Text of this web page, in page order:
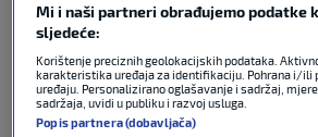
portugalskom prvenstvu u
ekipe je startao i hrvatski
Prpić koji je nakon sat vremena
žuti karton, a onda u nadoknadi i
napustiti teren.
Mi i naši partneri obrađujemo podatke
sljedeće:
Korištenje preciznih geolokacijskih podataka.
karakteristika uređaja za identifikaciju. Pohrana i/ili
uređaju. Personalizirano oglašavanje i sadržaj,
sadržaja, uvidi u publiku i razvoj usluga.
Popis partnera (dobavljača)